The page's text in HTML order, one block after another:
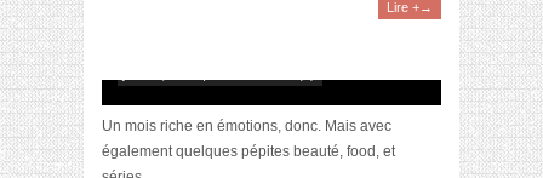
Lire +→
Un mois riche en émotions, donc. Mais avec
également quelques pépites beauté, food, et